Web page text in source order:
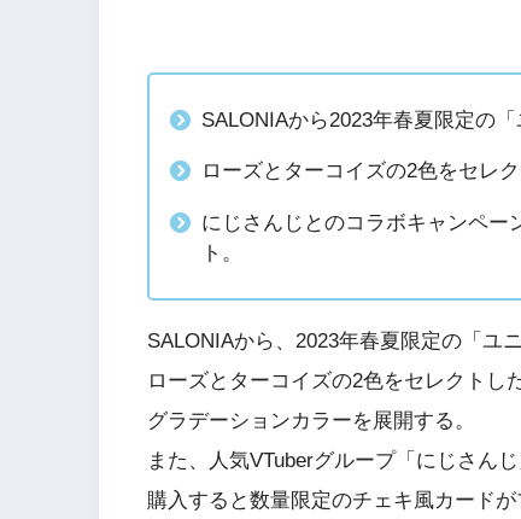
SALONIAから2023年春夏限定の
ローズとターコイズの2色をセレ
にじさんじとのコラボキャンペー
ト。
SALONIAから、2023年春夏限定の「ユ
ローズとターコイズの2色をセレクトし
グラデーションカラーを展開する。
また、人気VTuberグループ「にじさん
購入すると数量限定のチェキ風カードが